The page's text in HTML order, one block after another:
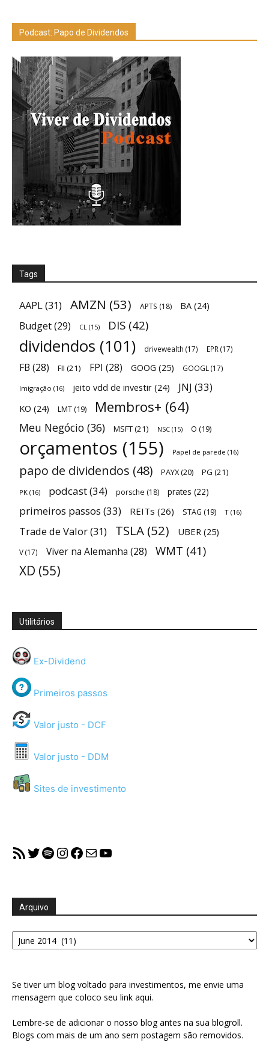
Podcast: Papo de Dividendos
Tags
AAPL(31) AMZN (53) APTS (18) BA (24)
Budget(29) CL (15) DIS (42)
dividendos (101) drivewealth (17) EPR (17)
FB (28) FII (21) FPI (28) GOOG (25) GOOGL (17)
Imigração (16) jeito vdd de investir (24) JNJ (33)
KO (24) LMT (19) Membros+ (64)
Meu Negócio (36) MSFT(21) NSC (15) O (19)
orçamentos (155) Papel de parede (16)
papo de dividendos (48) PAYX(20) PG (21)
PK (16) podcast(34) porsche (18) prates (22)
primeiros passos (33) REITs (26) STAG (19) T (16)
Trade de Valor(31) TSLA (52) UBER (25)
V(17) Viver na Alemanha (28) WMT (41)
XD (55)
Utilitários
Ex-Dividend
Primeiros passos
Valor justo - DCF
Valor justo - DDM
Sites de investimento
RSS FeedTwitter
Spotify
Instagram
Facebook
MailYouTube
Arquivo
Arquivo
Se tiver um blog voltado para investimentos, me envie uma
mensagem que coloco seu link aqui.
Lembre-se de adicionar o nosso blog antes na sua blogroll.
Blogs com mais de um ano sem postagem são removidos.